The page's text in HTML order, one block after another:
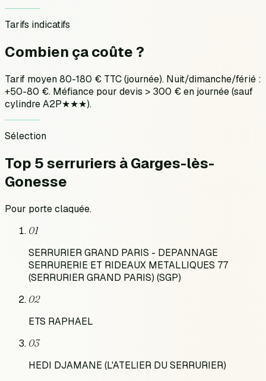
Tarifs indicatifs
Combien çacoûte ?
Tarif moyen 80-180 € TTC (journée). Nuit/dimanche/férié :
+50-80 €. Méfiance pour devis > 300 € en journée (sauf
cylindre A2P★★★).
Sélection
Top 5 serruriers àGarges-lès-
Gonesse
Pour porte claquée.
01
SERRURIER GRAND PARIS - DEPANNAGE
SERRURERIE ET RIDEAUX METALLIQUES 77
(SERRURIER GRAND PARIS) (SGP)
02
ETS RAPHAEL
03
HEDI DJAMANE (L'ATELIER DU SERRURIER)